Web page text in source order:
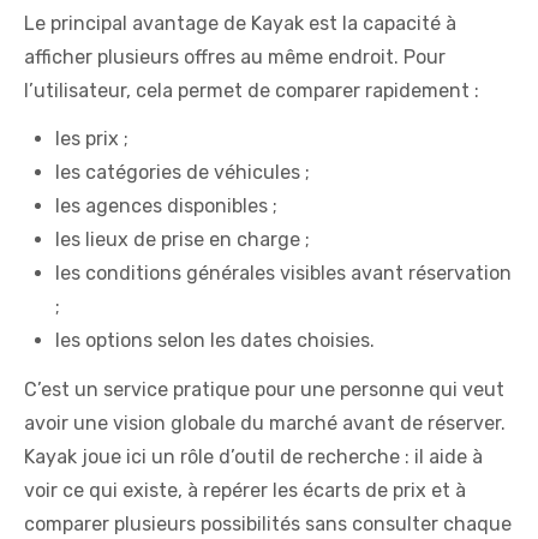
Le principal avantage de Kayak est la capacité à
afficher plusieurs offres au même endroit. Pour
l’utilisateur, cela permet de comparer rapidement :
les prix ;
les catégories de véhicules ;
les agences disponibles ;
les lieux de prise en charge ;
les conditions générales visibles avant réservation
;
les options selon les dates choisies.
C’est un service pratique pour une personne qui veut
avoir une vision globale du marché avant de réserver.
Kayak joue ici un rôle d’outil de recherche : il aide à
voir ce qui existe, à repérer les écarts de prix et à
comparer plusieurs possibilités sans consulter chaque